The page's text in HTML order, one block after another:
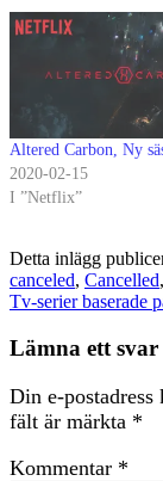
Altered Carbon, Ny
2020-02-15
I ”Netflix”
Detta inlägg
canceled, Cancelled,
Tv-serier baserade
Lämna ett svar
Din e-
fält är märkta *
Kommentar *